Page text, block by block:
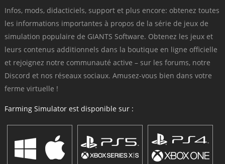
Infos, mods, didacticiels, support et plus encore: obtenez toutes
les informations importantes à propos de la série de jeux de
simulation populaire de GIANTS Software. Obtenez les jeux et
leurs contenus additionnels dans la boutique en ligne officielle
et rejoignez notre communauté active – sur les forums, notre
Discord et nos réseaux sociaux. Amusez-vous bien dans votre
ferme virtuelle !
Farming Simulator est disponible sur :